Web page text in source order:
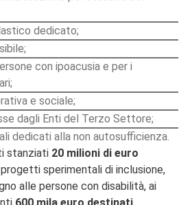
dedicato;
con ipoacusia e per i
e sociale;
dagli Enti del Terzo Settore;
dedicati alla non autosufficienza.
stanziati 20 milioni di euro
sperimentali di inclusione,
alle persone con disabilità, ai